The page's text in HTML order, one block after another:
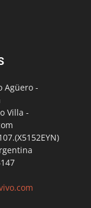
Agüero -
Villa -